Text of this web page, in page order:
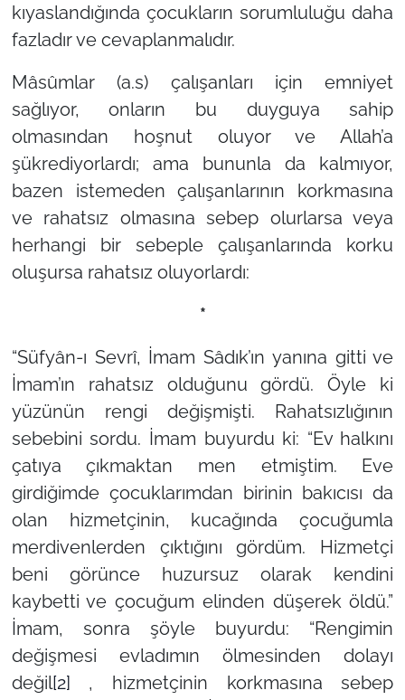
kıyaslandığında çocukların sorumluluğu daha
fazladır ve cevaplanmalıdır.
Mâsûmlar (a.s) çalışanları için emniyet
sağlıyor, onların bu duyguya sahip
olmasından hoşnut oluyor ve Allah’a
şükrediyorlardı; ama bununla da kalmıyor,
bazen istemeden çalışanlarının korkmasına
ve rahatsız olmasına sebep olurlarsa veya
herhangi bir sebeple çalışanlarında korku
oluşursa rahatsız oluyorlardı:
*
“Süfyân-ı Sevrî, İmam Sâdık’ın yanına gitti ve
İmam’ın rahatsız olduğunu gördü. Öyle ki
yüzünün rengi değişmişti. Rahatsızlığının
sebebini sordu. İmam buyurdu ki: “Ev halkını
çatıya çıkmaktan men etmiştim. Eve
girdiğimde çocuklarımdan birinin bakıcısı da
olan hizmetçinin, kucağında çocuğumla
merdivenlerden çıktığını gördüm. Hizmetçi
beni görünce huzursuz olarak kendini
kaybetti ve çocuğum elinden düşerek öldü.”
İmam, sonra şöyle buyurdu: “Rengimin
değişmesi evladımın ölmesinden dolayı
değil[2] , hizmetçinin korkmasına sebep